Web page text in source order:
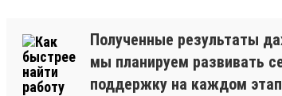
Полученные результаты
мы планируем развивать
поддержку на каждом